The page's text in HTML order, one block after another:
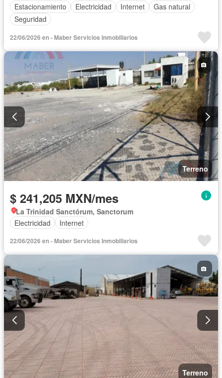
Estacionamiento
Electricidad Internet
Gas natural
Seguridad
22/06/2026 en - Maber Servicios Inmobiliarios
Terreno
$ 241,205 MXN/mes
La Trinidad Sanctórum, Sanctorum
Electricidad
Internet
22/06/2026 en - Maber Servicios Inmobiliarios
Terreno